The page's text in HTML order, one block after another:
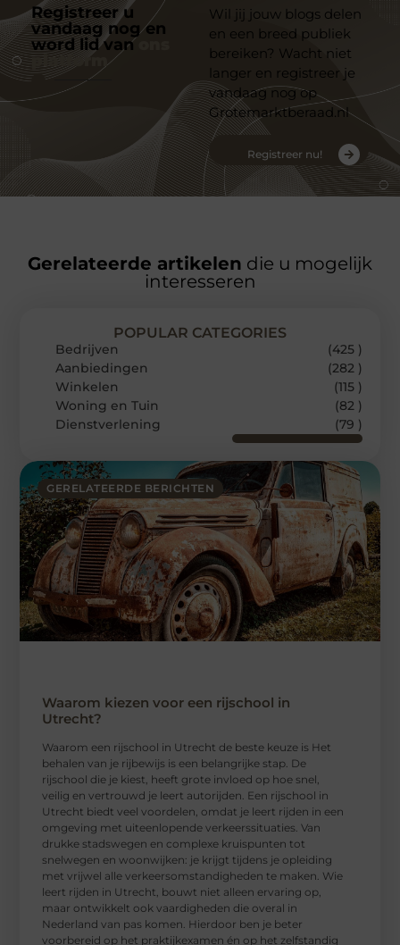
Registreer u
vandaag nog en
word lid van
platform
Wil jij jouw blogs delen
en een breed publiek
bereiken? Wacht niet
langer en registreer je
vandaag nog op
Grotemarktberaad.nl
Registreer nu!
Gerelateerde artikelen die u mogelijk
interesseren
GERELATEERDE BERICHTEN
Waarom kiezen voor een rijschool in
Utrecht?
Waarom een ​​rijschool in Utrecht de beste keuze is Het
behalen van je rijbewijs is een belangrijke stap. De
rijschool die je kiest, heeft grote invloed op hoe snel,
veilig en vertrouwd je leert autorijden. Een rijschool in
Utrecht biedt veel voordelen, omdat je leert rijden in een
omgeving met uiteenlopende verkeerssituaties. Van
drukke stadswegen en complexe kruispunten tot
snelwegen en woonwijken: je krijgt tijdens je opleiding
met vrijwel alle verkeersomstandigheden te maken. Wie
leert rijden in Utrecht, bouwt niet alleen ervaring op,
maar ontwikkelt ook vaardigheden die overal in
Nederland van pas komen. Hierdoor ben je beter
voorbereid op het praktijkexamen én op het zelfstandig
POPULAR CATEGORIES
Bedrijven
(425 )
Aanbiedingen
(282 )
Winkelen
(115 )
Woning en Tuin
(82 )
Dienstverlening
(79 )